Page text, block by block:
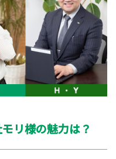
リ様の魅力は？